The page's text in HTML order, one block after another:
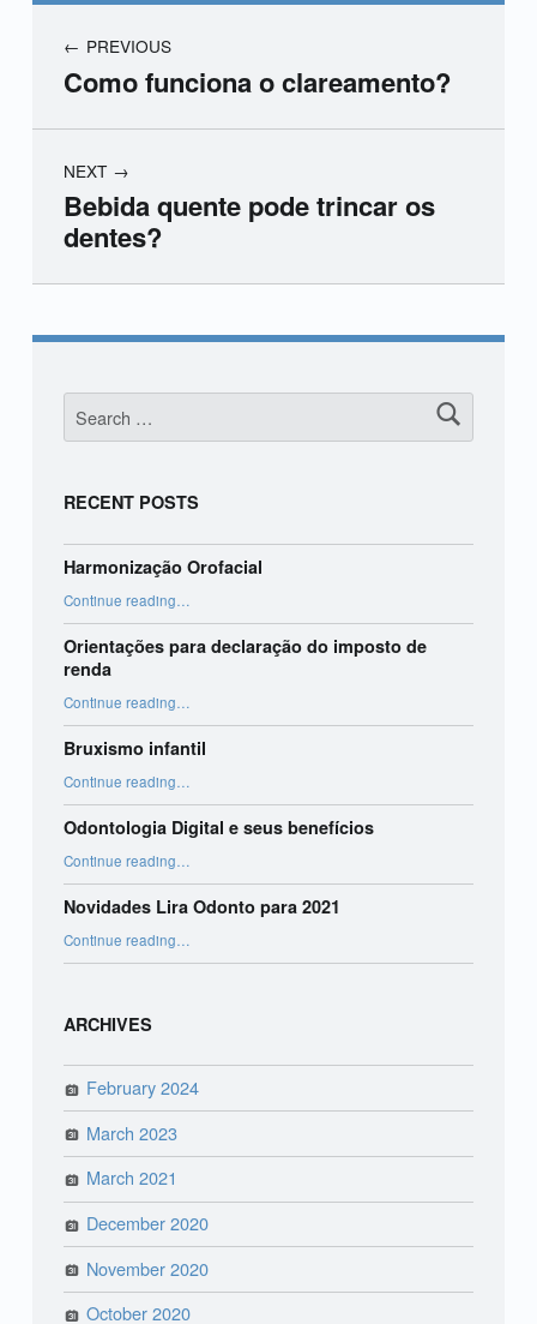
PREVIOUS
Como funciona o clareamento?
NEXT
Bebida quente pode trincar os
dentes?
Skip back to main navigation
Search for:
RECENT POSTS
Harmonização Orofacial
Continue reading …
Orientações para declaração do imposto de
renda
Continue reading“Orientações para declaração do imposto de renda”
…
Bruxismo infantil
Continue reading …
Odontologia Digital e seus benefícios
Continue reading …
Novidades Lira Odonto para 2021
Continue reading …
ARCHIVES
February 2024
March 2023
March 2021
December 2020
November 2020
October 2020